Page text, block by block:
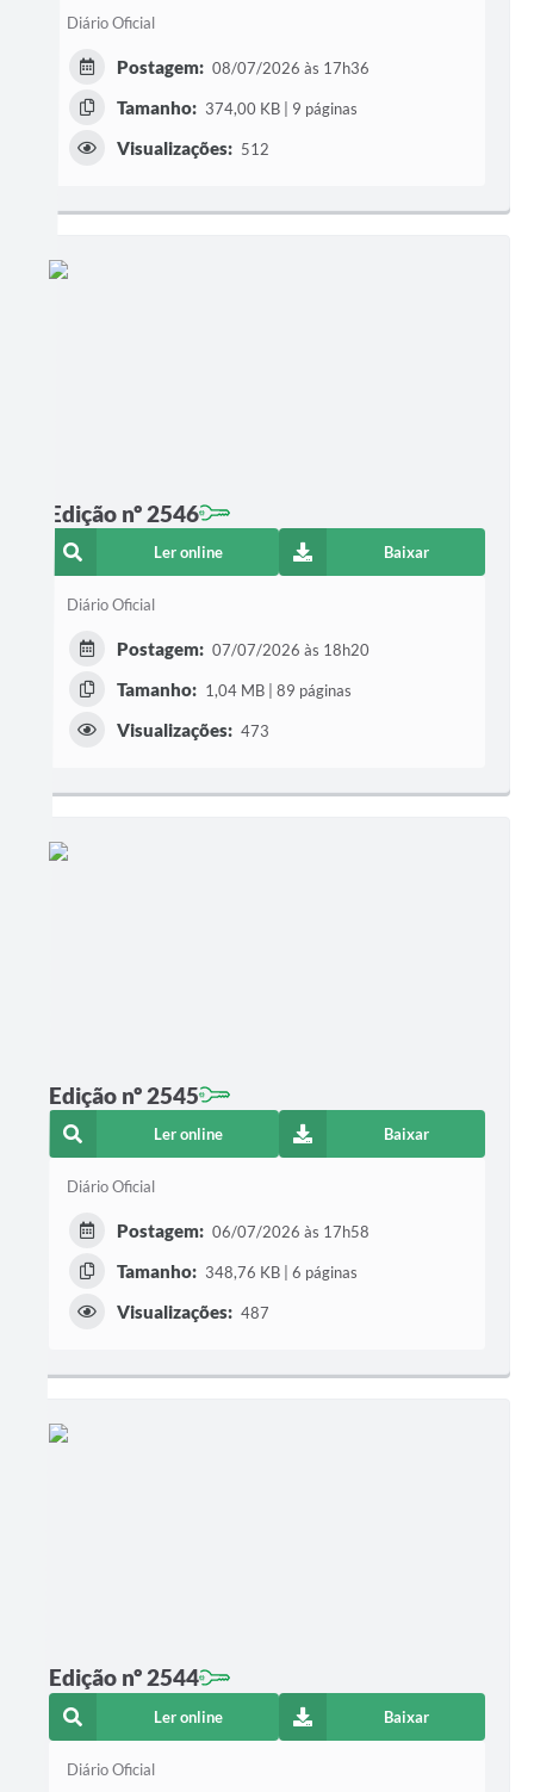
Diário Oficial
Postagem: 08/07/2026 às 17h36
Tamanho: 374,00 KB | 9 páginas
Visualizações: 512
Edição nº 2546
Ler online Baixar
Diário Oficial
Postagem: 07/07/2026 às 18h20
Tamanho: 1,04 MB | 89 páginas
Visualizações: 473
Edição nº 2545
Ler online Baixar
Diário Oficial
Postagem: 06/07/2026 às 17h58
Tamanho: 348,76 KB | 6 páginas
Visualizações: 487
Edição nº 2544
Ler online Baixar
Diário Oficial